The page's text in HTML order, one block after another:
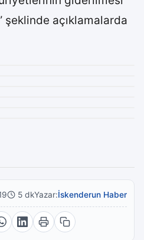
şeklinde açıklamalarda
5 dkYazar:İskenderun Haber